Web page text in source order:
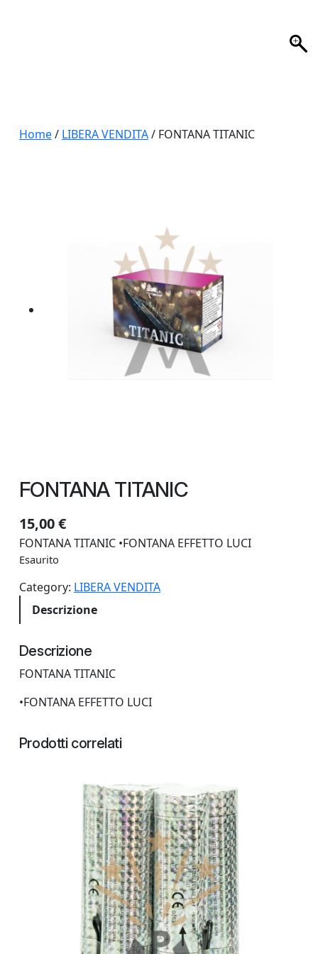
Home/ LIBERA VENDITA/ FONTANA TITANIC
FONTANA TITANIC
15,00€
FONTANA TITANIC •FONTANA EFFETTO LUCI
Esaurito
Category: LIBERA VENDITA
Descrizione
Descrizione
FONTANA TITANIC
•FONTANA EFFETTO LUCI
Prodotti correlati